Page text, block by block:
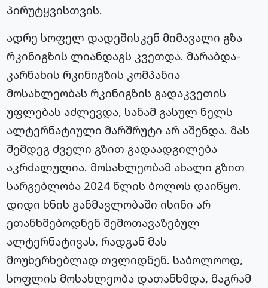
პირუტყვისთვის.
ადრე სოფელ დადეშისკენ მიმავალი გზა
რკინიგზის ლიანდაგს კვეთდა. მარაბდა-
კარწახის რკინიგზის კომპანია
მოსახლეობას რკინიგზის გადაკვეთის
უფლებას აძლევდა, სანამ გასულ წელს
ალტერნატიული მარშრუტი არ აშენდა. მას
შემდეგ ძველი გზით გადაადგილება
აკრძალულია. მოსახლეობამ ახალი გზით
სარგებლობა 2024 წლის ბოლოს დაიწყო.
დიდი ხნის განმავლობაში ისინი არ
ეთანხმებოდნენ შემოთავაზებულ
ალტერნატივას, რადგან მას
მოუხერხებლად თვლიდნენ. საბოლოოდ,
სოფლის მოსახლეობა დათანხმდა, მაგრამ